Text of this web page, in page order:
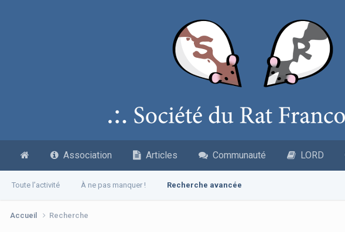
Association Articles Communauté LORD
Toute l’activité À ne pas manquer ! Recherche avancée
Accueil Recherche